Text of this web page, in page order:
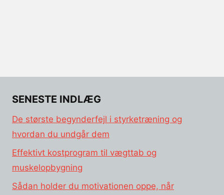
SENESTE INDLÆG
De største begynderfejl i styrketræning og
hvordan du undgår dem
Effektivt kostprogram til vægttab og
muskelopbygning
Sådan holder du motivationen oppe, når